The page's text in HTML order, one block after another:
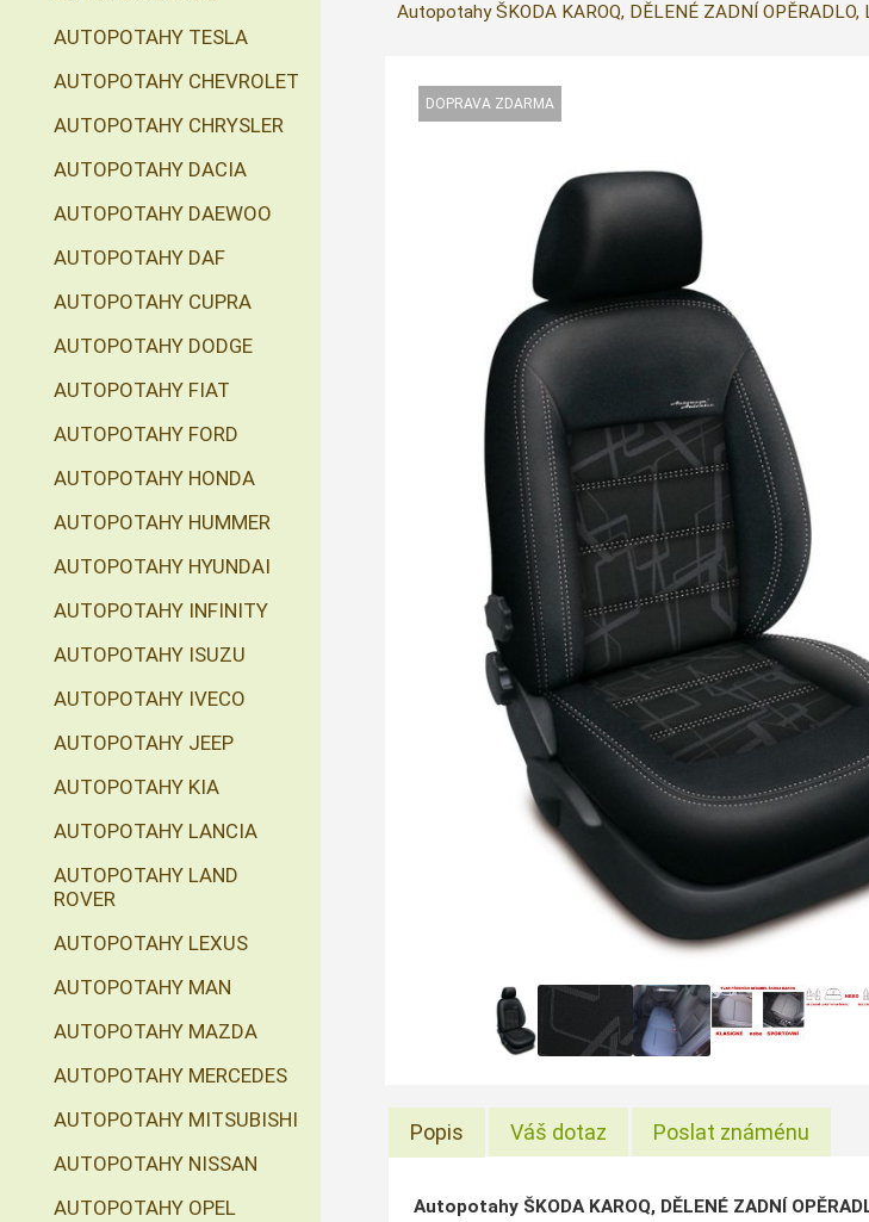
Autopotahy ŠKODA KAROQ, DĚLENÉ ZADNÍ
Popis Váš dotaz Poslat známénu
Autopotahy ŠKODA KAROQ, DĚLENÉ ZADNÍ
AUTOPOTAHY TESLA
AUTOPOTAHY CHEVROLET
AUTOPOTAHY CHRYSLER
AUTOPOTAHY DACIA
AUTOPOTAHY DAEWOO
AUTOPOTAHY DAF
AUTOPOTAHY CUPRA
AUTOPOTAHY DODGE
AUTOPOTAHY FIAT
AUTOPOTAHY FORD
AUTOPOTAHY HONDA
AUTOPOTAHY HUMMER
AUTOPOTAHY HYUNDAI
AUTOPOTAHY INFINITY
AUTOPOTAHY ISUZU
AUTOPOTAHY IVECO
AUTOPOTAHY JEEP
AUTOPOTAHY KIA
AUTOPOTAHY LANCIA
AUTOPOTAHY LAND
ROVER
AUTOPOTAHY LEXUS
AUTOPOTAHY MAN
AUTOPOTAHY MAZDA
AUTOPOTAHY MERCEDES
AUTOPOTAHY MITSUBISHI
AUTOPOTAHY NISSAN
AUTOPOTAHY OPEL